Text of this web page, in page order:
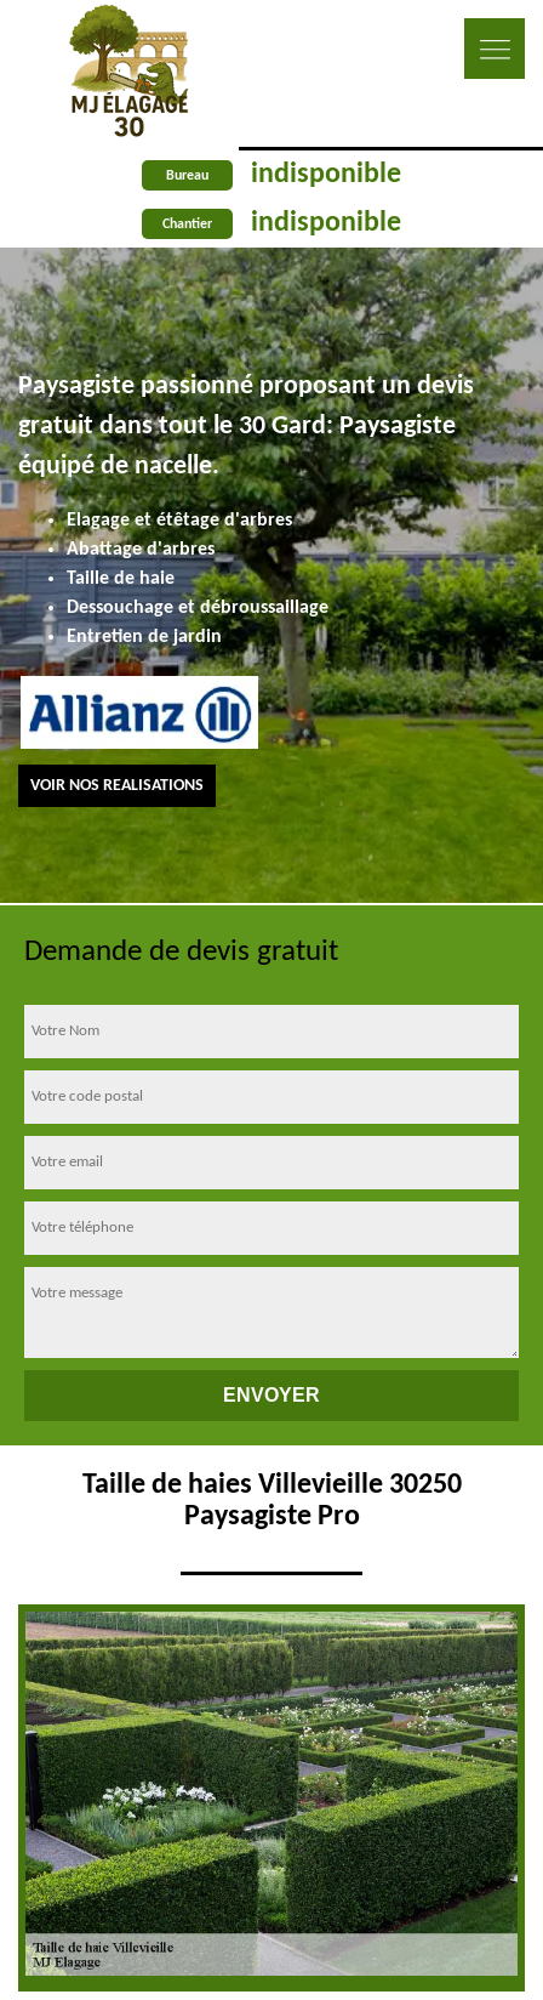
Bureau indisponible
Chantier indisponible
Paysagiste passionné proposant un devis
gratuit dans tout le 30 Gard: Paysagiste
équipé de nacelle.
Elagage et étêtage d'arbres
Abattage d'arbres
Taille de haie
Dessouchage et débroussaillage
Entretien de jardin
VOIR NOS REALISATIONS
Demande de devis gratuit
Taille de haies Villevieille 30250
Paysagiste Pro